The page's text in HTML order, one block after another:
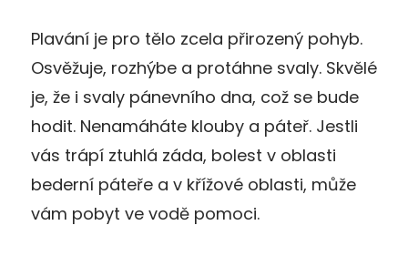
Plavání je pro tělo zcela přirozený pohyb.
Osvěžuje, rozhýbe a protáhne svaly. Skvělé
je, že i svaly pánevního dna, což se bude
hodit. Nenamáháte klouby a páteř. Jestli
vás trápí ztuhlá záda, bolest v oblasti
bederní páteře a v křížové oblasti, může
vám pobyt ve vodě pomoci.